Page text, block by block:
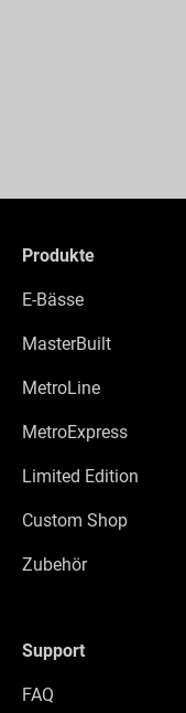
Produkte
E-Bässe
MasterBuilt
MetroLine
MetroExpress
Limited Edition
Custom Shop
Zubehör
Support
FAQ